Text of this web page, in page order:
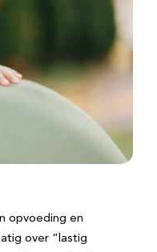
opvoeding en
over “lastig